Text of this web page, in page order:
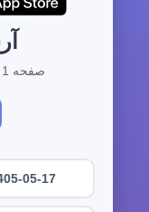
صفحه 1 از 343 | مجموع 3425 آرشیو
05-17